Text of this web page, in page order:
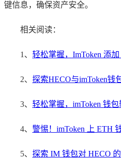
键信息，确保资产安全。
相关阅读：
1、 轻松掌握，ImToken 添
2、 探索HECO与imToken钱
3、 轻松掌握，imToken 钱
4、 警惕！imToken 上 ETH
5、 探索 IM 钱包对 HECO